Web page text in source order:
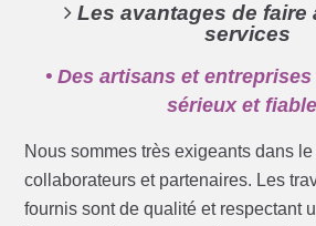
Les avantages de faire
services
• Des artisans et
sérieux et
Nous sommes très exigeants dans
collaborateurs et partenaires. Les
fournis sont de qualité et respectant